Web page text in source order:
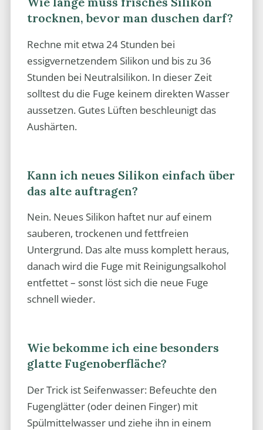
trocknen, bevor man duschen darf?
Rechne mit etwa 24 Stunden bei
essigvernetzendem Silikon und bis zu 36
Stunden bei Neutralsilikon. In dieser Zeit
solltest du die Fuge keinem direkten Wasser
aussetzen. Gutes Lüften beschleunigt das
Aushärten.
Kann ich neues Silikon einfach über
das alte auftragen?
Nein. Neues Silikon haftet nur auf einem
sauberen, trockenen und fettfreien
Untergrund. Das alte muss komplett heraus,
danach wird die Fuge mit Reinigungsalkohol
entfettet – sonst löst sich die neue Fuge
schnell wieder.
Wie bekomme ich eine besonders
glatte Fugenoberfläche?
Der Trick ist Seifenwasser: Befeuchte den
Fugenglätter (oder deinen Finger) mit
Spülmittelwasser und ziehe ihn in einem